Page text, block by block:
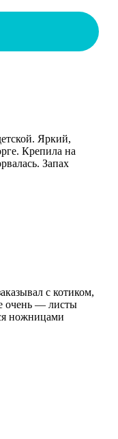
Яркий,
Крепила на
Запах
с котиком,
очень — листы
ножницами